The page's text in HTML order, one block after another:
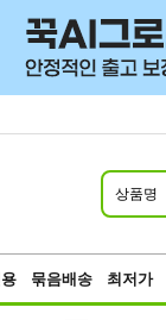
상품명
묶음배송 최저가